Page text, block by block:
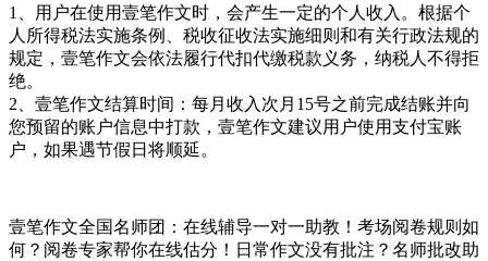
1、用户在使用壹笔作文时，会产生一定的个人收入。根据个
人所得税法实施条例、税收征收法实施细则和有关行政法规的
规定，壹笔作文会依法履行代扣代缴税款义务，纳税人不得拒
绝。
2、壹笔作文结算时间：每月收入次月15号之前完成结账并向
您预留的账户信息中打款，壹笔作文建议用户使用支付宝账
户，如果遇节假日将顺延。
壹笔作文全国名师团：在线辅导一对一助教！考场阅卷规则如
何？阅卷专家帮你在线估分！日常作文没有批注？名师批改助